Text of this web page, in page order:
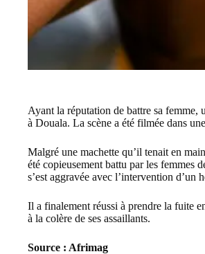
Ayant la réputation de battre sa femme,
à Douala. La scène a été filmée dans
Malgré une machette qu’il tenait en
été copieusement battu par les femmes
s’est aggravée avec l’intervention
Il a finalement réussi à prendre la fuite
à la colère de ses assaillants.
Source : Afrimag